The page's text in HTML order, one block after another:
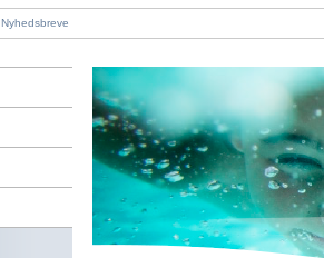
Nyhedsbreve